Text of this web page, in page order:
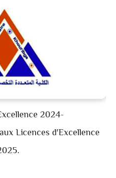
2024-
Licences d'Excellence